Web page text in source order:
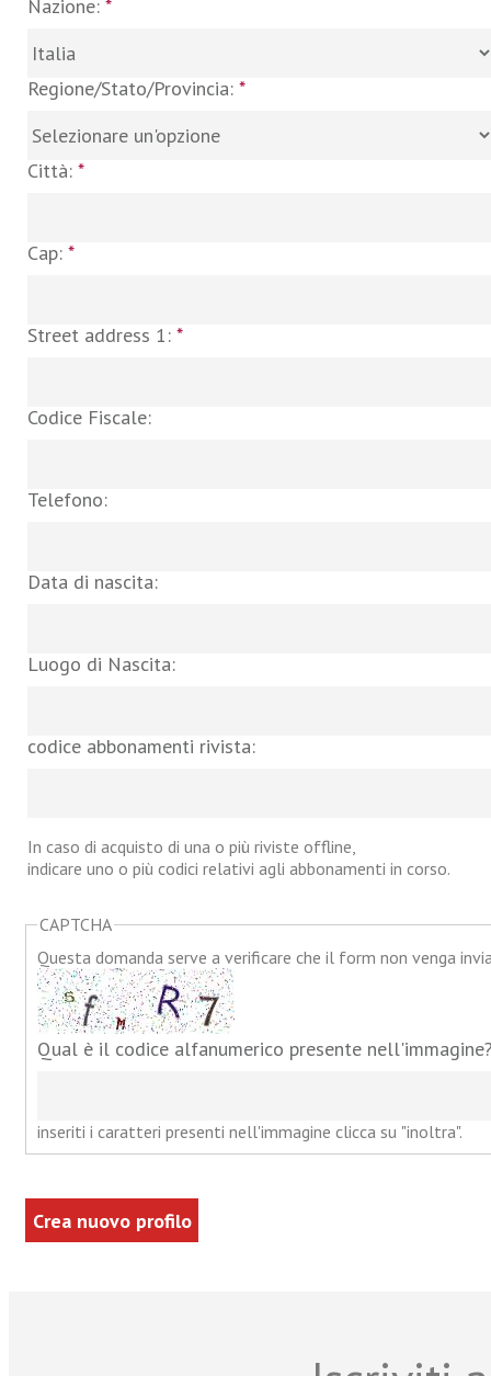
Nazione: *
Regione/Stato/Provincia: *
Città: *
Cap: *
Street address 1: *
Codice Fiscale:
Telefono:
Data di nascita:
Luogo di Nascita:
codice abbonamenti rivista:
In caso di acquisto di una o più riviste offline,
indicare uno o più codici relativi agli abbonamenti in corso.
CAPTCHA
Questa domanda serve a verificare che il form non venga
Qual è il codice alfanumerico presente
inseriti i caratteri presenti nell'immagine clicca su "inoltra".